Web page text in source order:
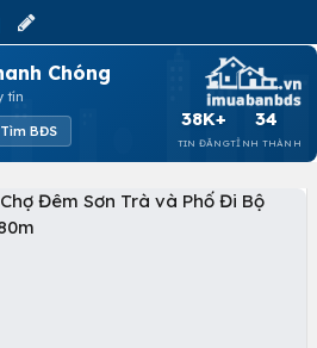
Chóng
tín
Tìm BĐS
38K+
TIN ĐĂNG
34
TỈNH THÀNH